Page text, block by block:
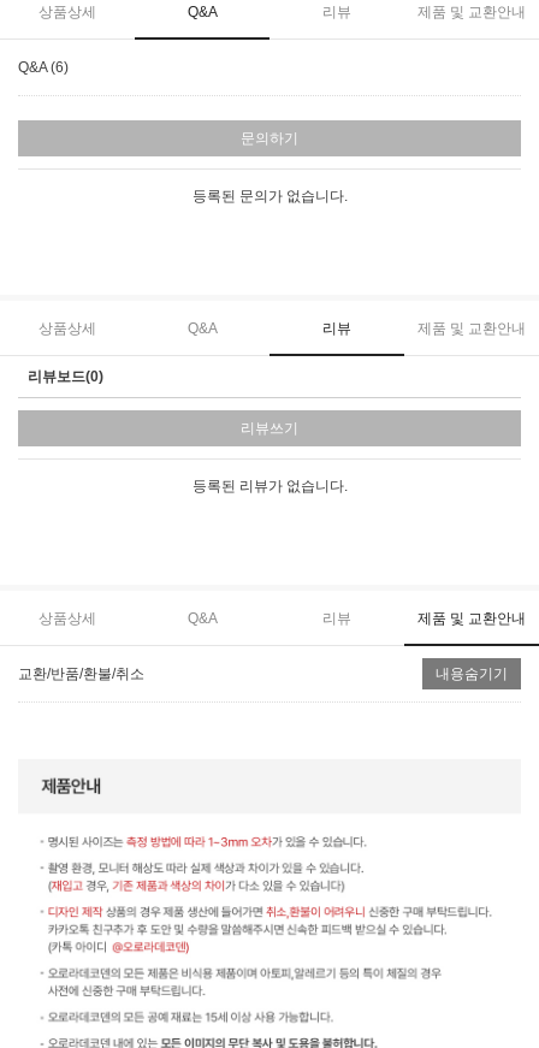
상품상세 Q&A 리뷰 제품 및 교환안내
Q&A (6)
문의하기
등록된 문의가 없습니다.
상품상세 Q&A 리뷰 제품 및 교환안내
리뷰보드(0)
리뷰쓰기
등록된 리뷰가 없습니다.
상품상세 Q&A 리뷰 제품 및 교환안내
교환/반품/환불/취소 내용숨기기